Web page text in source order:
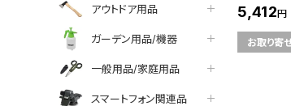
アウトドア用品
ガーデン用品/機器
一般用品/家庭用品
スマートフォン関連品
5,412円
お取り寄